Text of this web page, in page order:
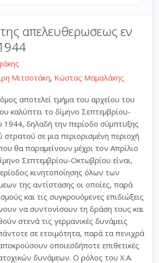
απελευθερωσεως εν
Μιτσοτάκη, Κώστας Μαμαλάκης
αποτελεί τμήμα του αρχείου του
καλύπτει το δίμηνο Σεπτεμβρίου-
δηλαδή την περίοδο σύμπτυξης
στρατού σε μια περιορισμένη περιοχή
θα παραμείνουν μέχρι τον Απρίλιο
Σεπτεμβρίου-Οκτωβρίου είναι,
κινητοποίησης όλων των
της αντίστασης οι οποίες, παρά
και τις συγκρουόμενες επιδιώξεις
να συντονίσουν τη δράση τους και
στενά τις γερμανικές δυνάμεις
σε ετοιμότητα, παρά τα πενιχρά
οποιεσδήποτε επιθετικές
δυνάμεων. Ο ρόλος του Χ.Α.